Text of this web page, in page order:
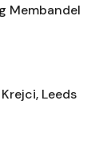
Membandel
Leeds